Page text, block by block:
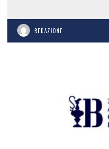
REDAZIONE